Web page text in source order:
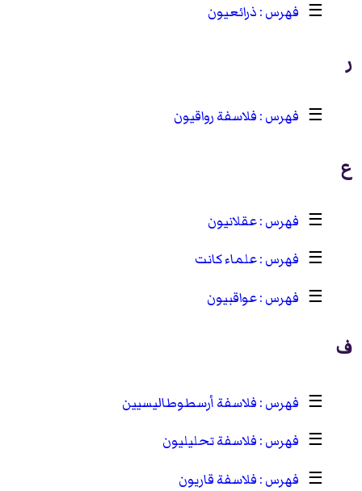
☰ ذرائعيون
ر
☰ فلاسفة رواقيون
ع
☰
عقلانيون
☰
علماء كانت
☰
عواقبيون
ف
☰
فلاسفة أرسطوطاليسيين
☰
فلاسفة تحليليون
☰
فلاسفة قاريون